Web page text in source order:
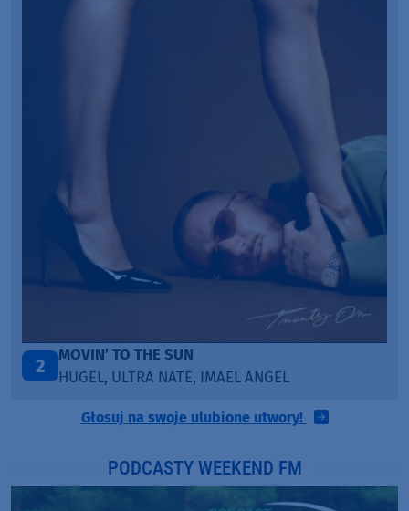
3
ITEPE ITEDE
SANAH
Głosuj na swoje ulubione utwory!
PODCASTY WEEKEND FM